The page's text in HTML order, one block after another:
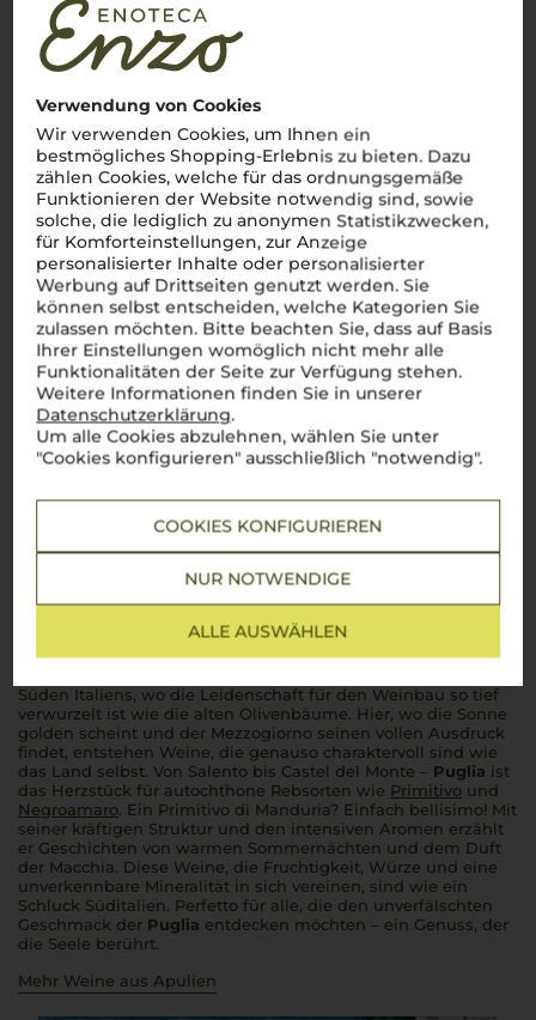
Verwendung von Cookies
Wir verwenden Cookies, um Ihnen ein
bestmögliches Shopping-Erlebnis zu bieten. Dazu
zählen Cookies, welche für das ordnungsgemäße
Funktionieren der Website notwendig sind, sowie
solche, die lediglich zu anonymen Statistikzwecken,
für Komforteinstellungen, zur Anzeige
personalisierter Inhalte oder personalisierter
Werbung auf Drittseiten genutzt werden. Sie
können selbst entscheiden, welche Kategorien Sie
zulassen möchten. Bitte beachten Sie, dass auf Basis
Ihrer Einstellungen womöglich nicht mehr alle
Funktionalitäten der Seite zur Verfügung stehen.
Weitere Informationen finden Sie in unserer
Datenschutzerklärung.
Um alle Cookies abzulehnen, wählen Sie unter
"Cookies konfigurieren" ausschließlich "notwendig".
COOKIES KONFIGURIEREN
NUR NOTWENDIGE
ALLE AUSWÄHLEN
Über die Region
Fruchtige, kraftvolle Weine mit unverkennbarer
süditalienischer Note
Süden Italiens, wo die Leidenschaft für den Weinbau so tief
verwurzelt ist wie die alten Olivenbäume. Hier, wo die Sonne
golden scheint und der Mezzogiorno seinen vollen Ausdruck
findet, entstehen Weine, die genauso charaktervoll sind wie
das Land selbst. Von Salento bis Castel del Monte – Puglia ist
das Herzstück für autochthone Rebsorten wie Primitivo und
Negroamaro. Ein Primitivo di Manduria? Einfach bellisimo! Mit
seiner kräftigen Struktur und den intensiven Aromen erzählt
er Geschichten von warmen Sommernächten und dem Duft
der Macchia. Diese Weine, die Fruchtigkeit, Würze und eine
unverkennbare Mineralität in sich vereinen, sind wie ein
Schluck Süditalien. Perfetto für alle, die den unverfälschten
Geschmack der Puglia entdecken möchten – ein Genuss, der
die Seele berührt.
Mehr Weine aus Apulien